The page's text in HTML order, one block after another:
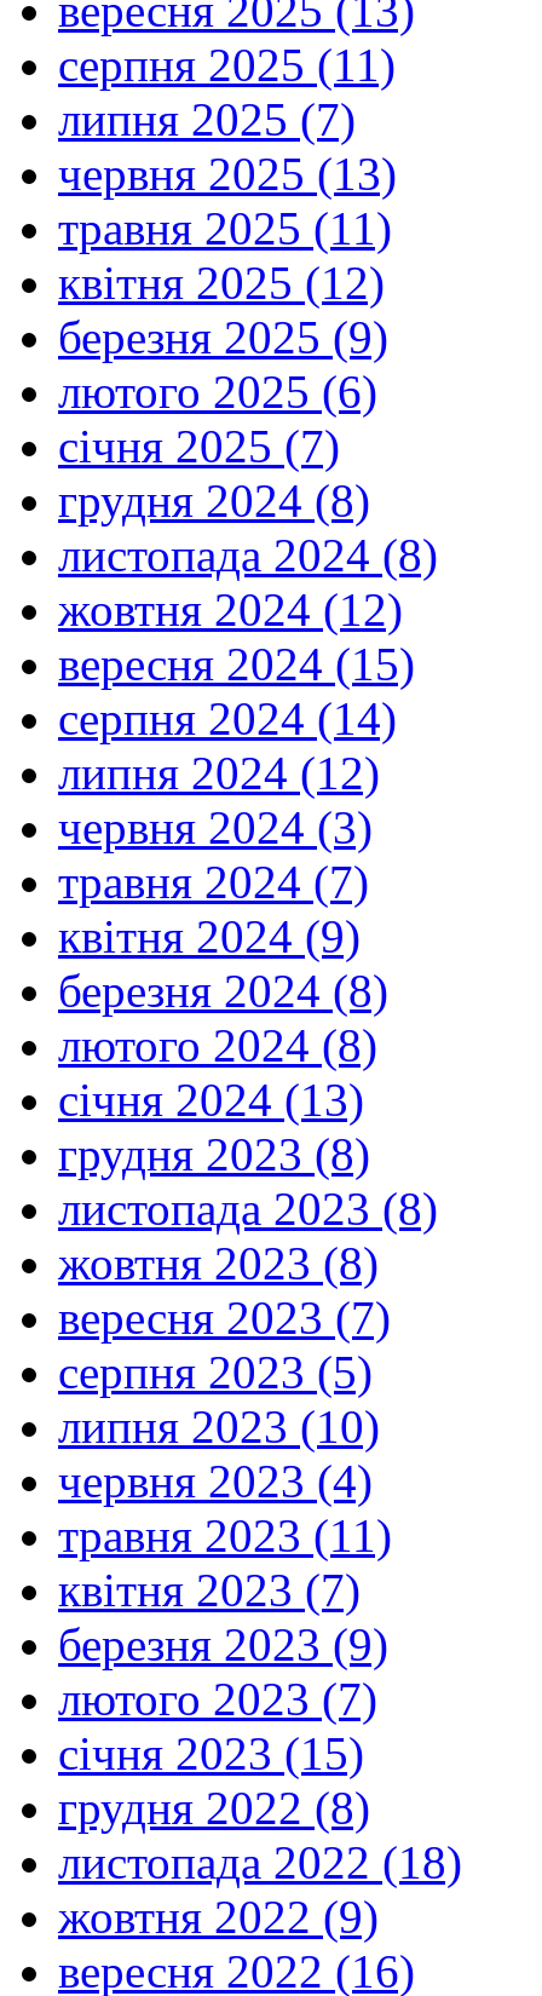
серпня 2025 (11)
липня 2025 (7)
червня 2025 (13)
травня 2025 (11)
квітня 2025 (12)
березня 2025 (9)
лютого 2025 (6)
січня 2025 (7)
грудня 2024 (8)
листопада 2024 (8)
жовтня 2024 (12)
вересня 2024 (15)
серпня 2024 (14)
липня 2024 (12)
червня 2024 (3)
травня 2024 (7)
квітня 2024 (9)
березня 2024 (8)
лютого 2024 (8)
січня 2024 (13)
грудня 2023 (8)
листопада 2023 (8)
жовтня 2023 (8)
вересня 2023 (7)
серпня 2023 (5)
липня 2023 (10)
червня 2023 (4)
травня 2023 (11)
квітня 2023 (7)
березня 2023 (9)
лютого 2023 (7)
січня 2023 (15)
грудня 2022 (8)
листопада 2022 (18)
жовтня 2022 (9)
вересня 2022 (16)